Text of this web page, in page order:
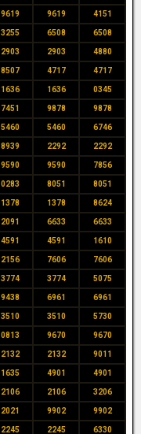
9619 9619 4151
3255 6508 6508
2903 2903 4880
8507 4717 4717
1636 1636 0345
7451 9878 9878
5460 5460 6746
8939 2292 2292
9590 9590 7856
0283 8051 8051
1378 1378 8624
2091 6633 6633
4591 4591 1610
2156 7606 7606
3774 3774 5075
9438 6961 6961
3510 3510 5730
0813 9670 9670
2132 2132 9011
1635 4901 4901
2106 2106 3206
2021 9902 9902
2245 2245 6330